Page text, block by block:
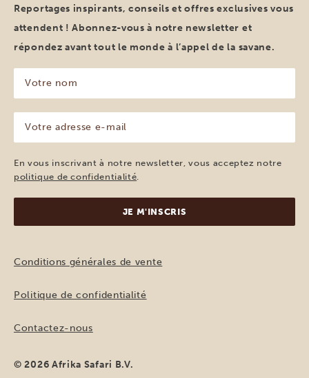
Reportages inspirants, conseils et offres exclusives vous
attendent ! Abonnez-vous à notre newsletter et
répondez avant tout le monde à l’appel de la savane.
nom
(Nécessaire)
adresse
e-
mail
(Nécessaire)
En vous inscrivant à notre newsletter, vous acceptez notre
politique de confidentialité
Conditions générales de vente
Politique de confidentialité
Contactez-nous
© 2026 Afrika Safari B.V.